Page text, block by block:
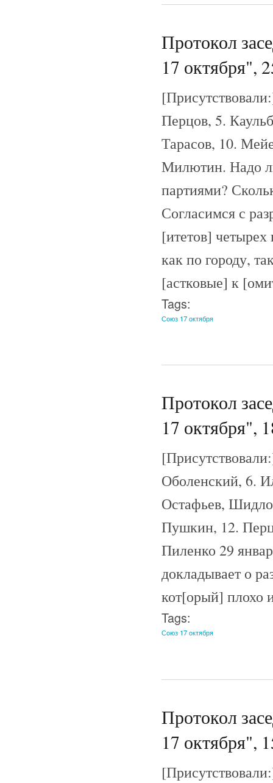
Протокол
17 октября",
Перцов, 5.
Тарасов, 10.
Милютин. Надо
партиями?
Согласимся с
[итетов]
как по городу,
[астковые] к
Tags:
Союз 17 октября
Протокол
17 октября",
Оболенский, 6.
Остафьев,
Пушкин, 12.
Пиленко 29
докладывает о
кот[орый] плохо
Tags:
Союз 17 октября
Протокол
17 октября",